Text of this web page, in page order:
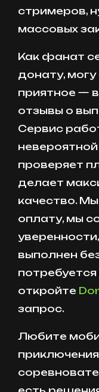
стримеров,
массовых
Как фанат
донату,
приятное —
отзывы о
Сервис
проверяет
делает
качество.
оплату, мы
выполнен
откройте
запрос.
Любите